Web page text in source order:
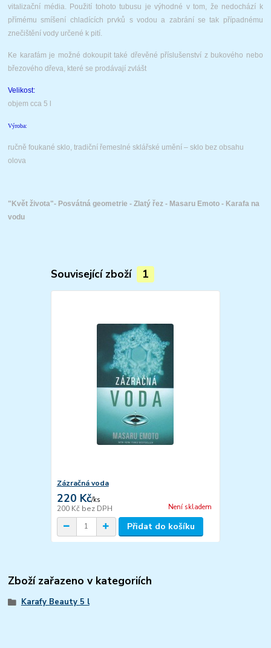
vitalizační média. Použití tohoto tubusu je výhodné v tom, že nedochází k
přímému smíšení chladících prvků s vodou a zabrání se tak případnému
znečištění vody určené k pití.
Ke karafám je možné dokoupit také dřevěné příslušenství z bukového nebo
březového dřeva, které se prodávají zvlášt
Velikost:
objem cca 5 l
Výroba:
ručně foukané sklo, tradiční řemeslnésklářské umění – sklo bez obsahu
olova
"Květ života"- Posvátná geometrie - Zlatý řez - Masaru Emoto - Karafa na
vodu
Související zboží 1
Zázračná voda
220 Kč/ks
200 Kč bez DPH Není skladem
Přidat do košíku
Zboží zařazeno v kategoriích
Karafy Beauty 5 l